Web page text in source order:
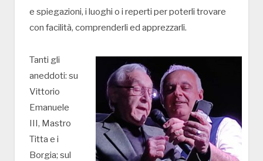
e spiegazioni, i luoghi o i reperti per poterli trovare
con facilità, comprenderli ed apprezzarli.
Tanti gli
aneddoti: su
Vittorio
Emanuele
III, Mastro
Titta e i
Borgia; sul